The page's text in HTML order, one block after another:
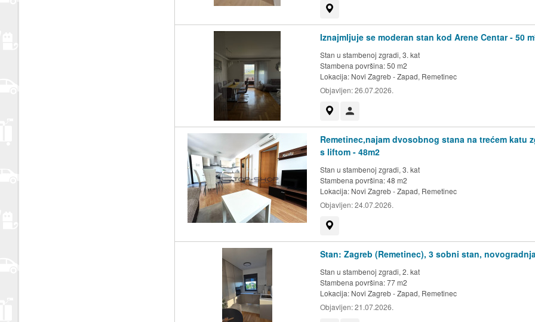
Iznajmljuje se moderan stan kod Arene Centar - 50
Stan u stambenoj zgradi, 3. kat
Stambena površina: 50 m2
Lokacija: Novi Zagreb - Zapad, Remetinec
Objavljen:26.07.2026.
Remetinec,najam dvosobnog stana na trećem katu
s liftom - 48m2
Stan u stambenoj zgradi, 3. kat
Stambena površina: 48 m2
Lokacija: Novi Zagreb - Zapad, Remetinec
Objavljen:24.07.2026.
Stan: Zagreb (Remetinec), 3 sobni stan,
Stan u stambenoj zgradi, 2. kat
Stambena površina: 77 m2
Lokacija: Novi Zagreb - Zapad, Remetinec
Objavljen:21.07.2026.